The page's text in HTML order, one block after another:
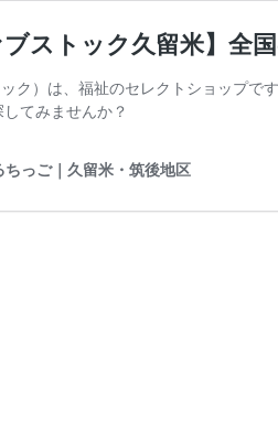
ストック久留米】全
ク）は、福祉のセレクトショップで
てみませんか？
っご｜久留米・筑後地区